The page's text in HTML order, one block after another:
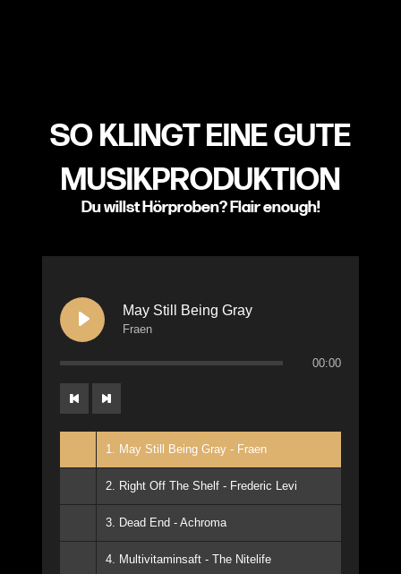
SO KLINGT EINE GUTE
MUSIKPRODUKTION
Du willst Hörproben? Flair enough!
May Still Being Gray
Fraen
00:00
1. May Still Being Gray - Fraen
2. Right Off The Shelf - Frederic Levi
3. Dead End - Achroma
4. Multivitaminsaft - The Nitelife